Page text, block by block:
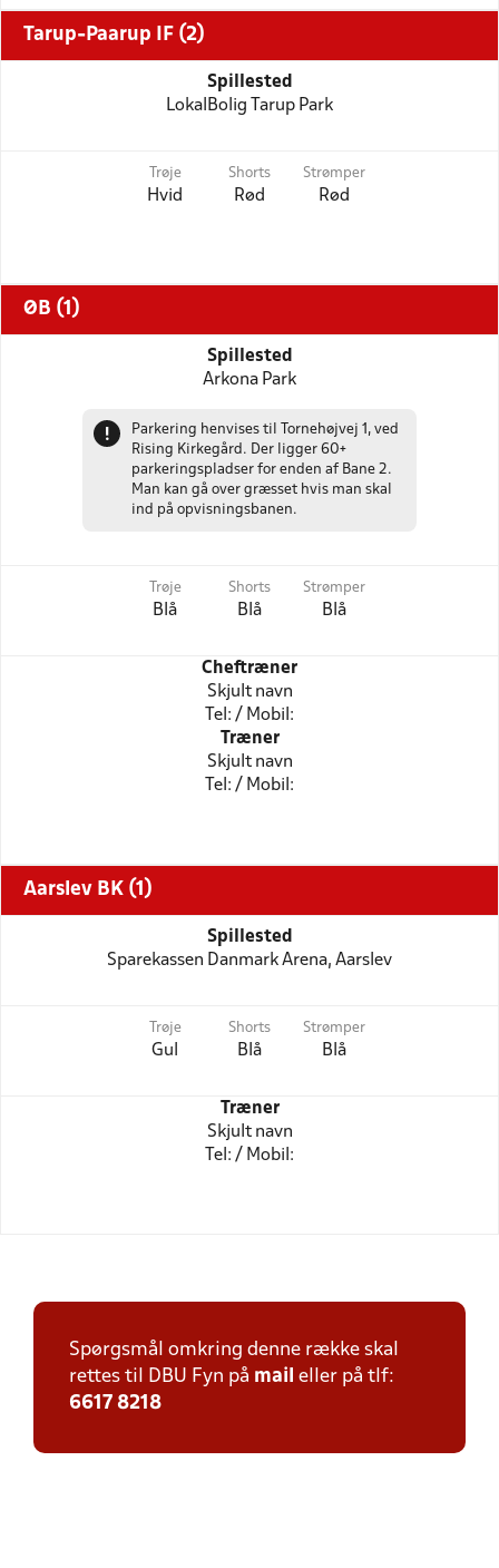
Tarup-Paarup IF (2)
Spillested
LokalBolig Tarup Park
Trøje
Hvid
Shorts
Rød
Strømper
Rød
ØB (1)
Spillested
Arkona Park
!
Parkering henvises til Tornehøjvej 1, ved
Rising Kirkegård. Der ligger 60+
parkeringspladser for enden af Bane 2.
Man kan gå over græsset hvis man skal
ind på opvisningsbanen.
Trøje
Blå
Shorts
Blå
Strømper
Blå
Cheftræner
Skjult navn
Tel: / Mobil:
Træner
Skjult navn
Tel: / Mobil:
Aarslev BK (1)
Spillested
Sparekassen Danmark Arena, Aarslev
Trøje
Gul
Shorts
Blå
Strømper
Blå
Træner
Skjult navn
Tel: / Mobil:
Spørgsmål omkring denne række skal
rettes til DBU Fyn på mail eller på tlf:
6617 8218